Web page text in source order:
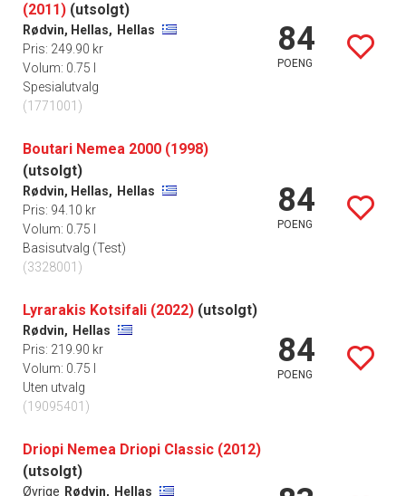
(2011) (utsolgt)
Rødvin, Hellas, Hellas
Pris: 249.90 kr
Volum: 0.75 l
Spesialutvalg
(1771001)
84
POENG
Boutari Nemea 2000 (1998)
(utsolgt)
Rødvin, Hellas, Hellas
Pris: 94.10 kr
Volum: 0.75 l
Basisutvalg (Test)
(3328001)
84
POENG
Lyrarakis Kotsifali (2022) (utsolgt)
Rødvin, Hellas
Pris: 219.90 kr
Volum: 0.75 l
Uten utvalg
(19095401)
84
POENG
Driopi Nemea Driopi Classic (2012)
(utsolgt)
Øvrige Rødvin, Hellas